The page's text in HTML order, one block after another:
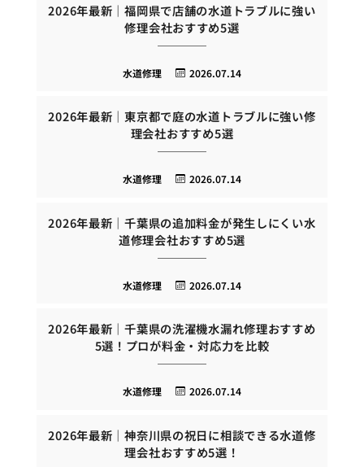
2026年最新｜福岡県で店舗の水道トラブルに強い
修理会社おすすめ5選
2026.07.14
水道修理
2026年最新｜東京都で庭の水道トラブルに強い修
理会社おすすめ5選
2026.07.14
水道修理
2026年最新｜千葉県の追加料金が発生しにくい水
道修理会社おすすめ5選
2026.07.14
水道修理
2026年最新｜千葉県の洗濯機水漏れ修理おすすめ
5選！プロが料金・対応力を比較
2026.07.14
水道修理
2026年最新｜神奈川県の祝日に相談できる水道修
理会社おすすめ5選！